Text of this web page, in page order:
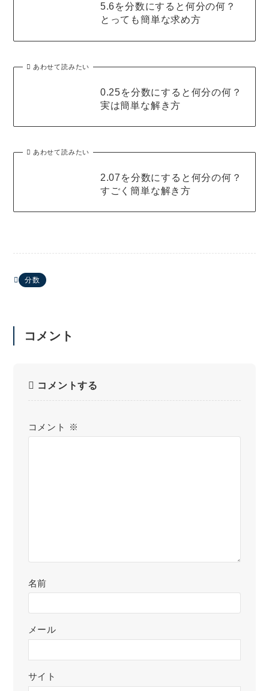
5.6を分数にすると何分の何？
とっても簡単な求め方
あわせて読みたい
0.25を分数にすると何分の何？
実は簡単な解き方
あわせて読みたい
2.07を分数にすると何分の何？
すごく簡単な解き方
分数
コメント
コメントする
コメント ※
名前
メール
サイト